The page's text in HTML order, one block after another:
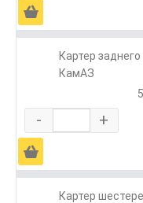
Ä
Картер
КамАЗ
- +
Ä
Картер